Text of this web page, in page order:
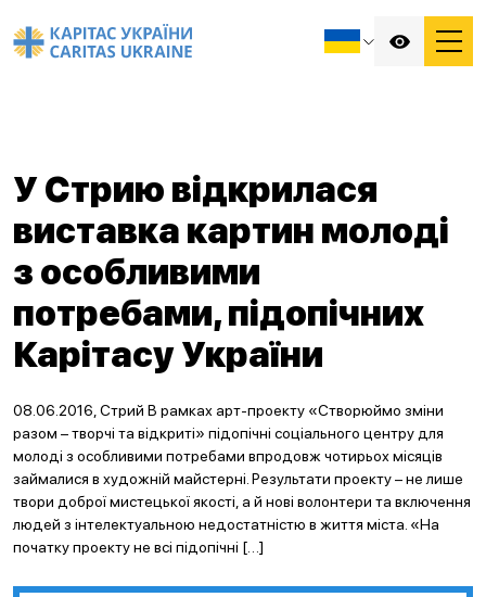
У Стрию відкрилася
виставка картин молоді
з особливими
потребами, підопічних
Карітасу України
08.06.2016, Стрий В рамках арт-проекту «Створюймо зміни
разом – творчі та відкриті» підопічні соціального центру для
молоді з особливими потребами впродовж чотирьох місяців
займалися в художній майстерні. Результати проекту – не лише
твори доброї мистецької якості, а й нові волонтери та включення
людей з інтелектуальною недостатністю в життя міста. «На
початку проекту не всі підопічні […]